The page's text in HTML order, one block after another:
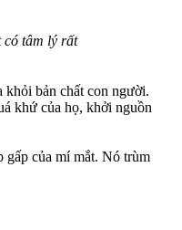
có tâm lý rất
khỏi bản chất con người.
khứ của họ, khởi nguồn
gấp của mí mắt. Nó trùm